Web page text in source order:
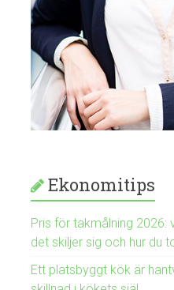
Ekonomitips
Pris för takmålning 2026:
det skiljer sig och hur du
Ett platsbyggt kök är